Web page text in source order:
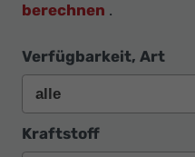
berechnen .
Verfügbarkeit, Art
Kraftstoff